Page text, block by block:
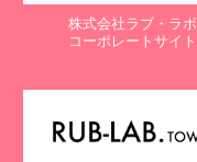
株式会社ラブ・ラボ
コーポレートサイト